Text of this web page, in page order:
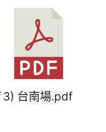
3) 台南場.pdf